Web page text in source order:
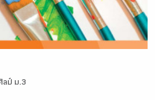
ลป์ ม.3